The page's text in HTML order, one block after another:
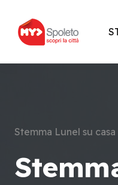
Stemma Lunel su